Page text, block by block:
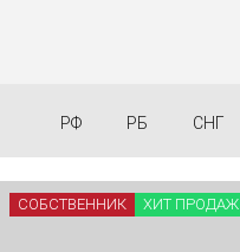
РФ РБ СНГ
СОБСТВЕННИК ХИТ ПРОДАЖ